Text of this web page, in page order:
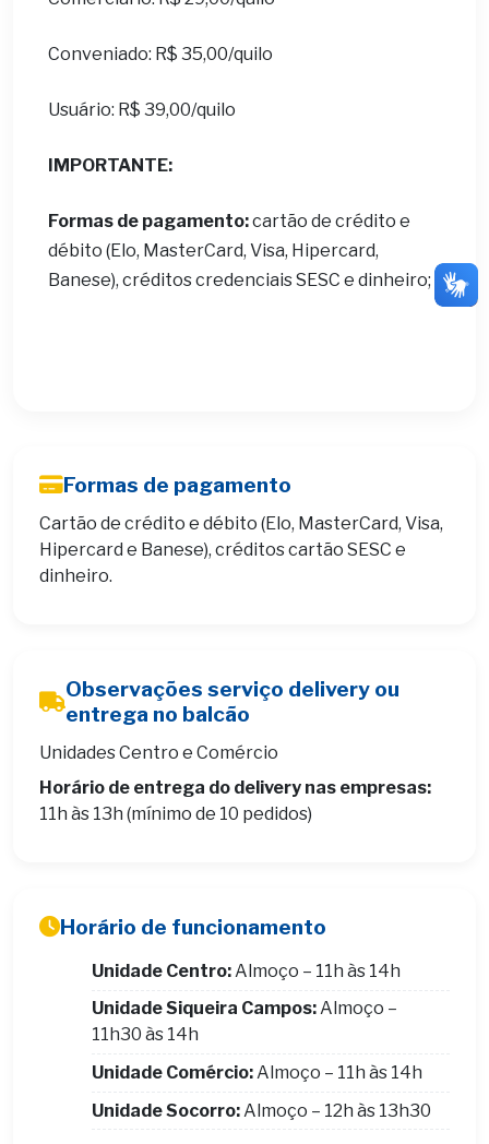
Conveniado: R$ 35,00/quilo
Usuário: R$ 39,00/quilo
IMPORTANTE:
Formas de pagamento:cartão de crédito e
débito (Elo, MasterCard, Visa, Hipercard,
Banese), créditos credenciais SESC e dinheiro;
Formas de pagamento
Cartão de crédito e débito (Elo, MasterCard, Visa,
Hipercard e Banese), créditos cartão SESC e
dinheiro.
Observações serviço delivery ou
entrega no balcão
Unidades Centro e Comércio
Horário de entrega do delivery nas empresas:
11h às 13h (mínimo de 10 pedidos)
Horário de funcionamento
Unidade Centro: Almoço – 11h às 14h
Unidade Siqueira Campos:Almoço –
11h30 às 14h
Unidade Comércio:Almoço – 11h às 14h
Unidade Socorro: Almoço – 12h às 13h30